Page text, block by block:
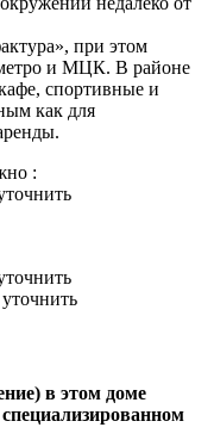
при этом
метро и МЦК. В районе
спортивные и
как для
:
уточнить
в этом доме